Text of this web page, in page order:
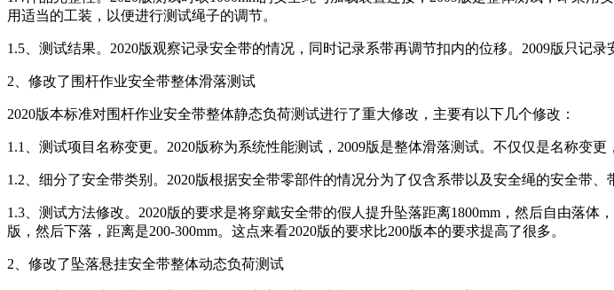
用适当的工装，以便进行测试绳子的调节。
1.5、测试结果。2020版观察记录安全带的情况，同时记录系带再调节扣内的位移。2009版只记录
2、修改了围杆作业安全带整体滑落测试
2020版本标准对围杆作业安全带整体静态负荷测试进行了重大修改，主要有以下几个修改：
1.1、测试项目名称变更。2020版称为系统性能测试，2009版是整体滑落测试。不仅仅是名称变更
1.2、细分了安全带类别。2020版根据安全带零部件的情况分为了仅含系带以及安全绳的安全带
1.3、测试方法修改。2020版的要求是将穿戴安全带的假人提升坠落距离1800mm，然后自由落
版，然后下落，距离是200-300mm。这点来看2020版的要求比200版本的要求提高了很多。
2、修改了坠落悬挂安全带整体动态负荷测试